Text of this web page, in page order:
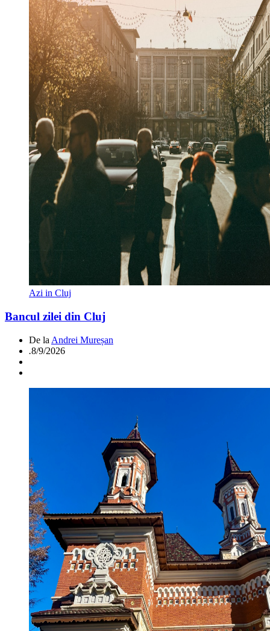
Azi in Cluj
Bancul zilei din Cluj
De la Andrei Mureșan
.8/9/2026